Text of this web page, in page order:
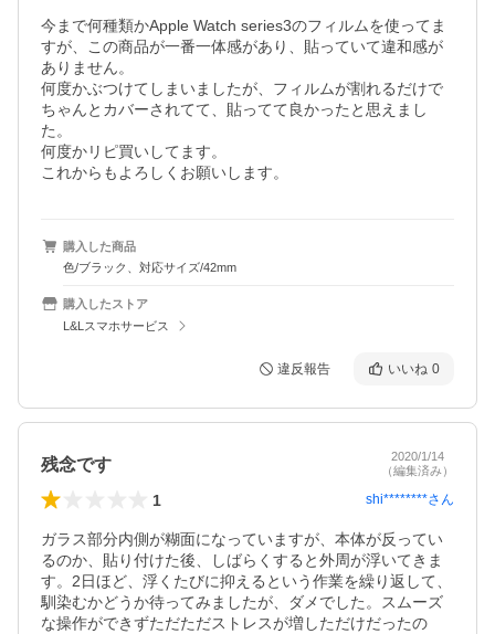
今まで何種類かApple Watch series3のフィルムを使ってま
すが、この商品が一番一体感があり、貼っていて違和感が
ありません。
何度かぶつけてしまいましたが、フィルムが割れるだけで
ちゃんとカバーされてて、貼ってて良かったと思えまし
た。
何度かリピ買いしてます。
これからもよろしくお願いします。
購入した商品
色/ブラック、対応サイズ/42mm
購入したストア
L&Lスマホサービス
違反報告 いいね 0
残念です
2020/1/14
（編集済み）
1 shi********さん
ガラス部分内側が糊面になっていますが、本体が反ってい
るのか、貼り付けた後、しばらくすると外周が浮いてきま
す。2日ほど、浮くたびに抑えるという作業を繰り返して、
馴染むかどうか待ってみましたが、ダメでした。スムーズ
な操作ができずただただストレスが増しただけだったの